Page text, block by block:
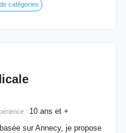
catégories
: 10 ans et +
sur Annecy, je propose